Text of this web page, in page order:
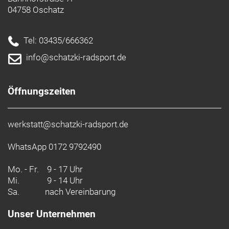
04758 Oschatz
Tel: 03435/666362
info@schatzki-radsport.de
Öffnungszeiten
werkstatt@schatzki-radsport.de
WhatsApp 0172 9792490
Mo. - Fr. 9 - 17 Uhr
Mi.
9 - 14 Uhr
Sa.
nach Vereinbarung
Unser Unternehmen